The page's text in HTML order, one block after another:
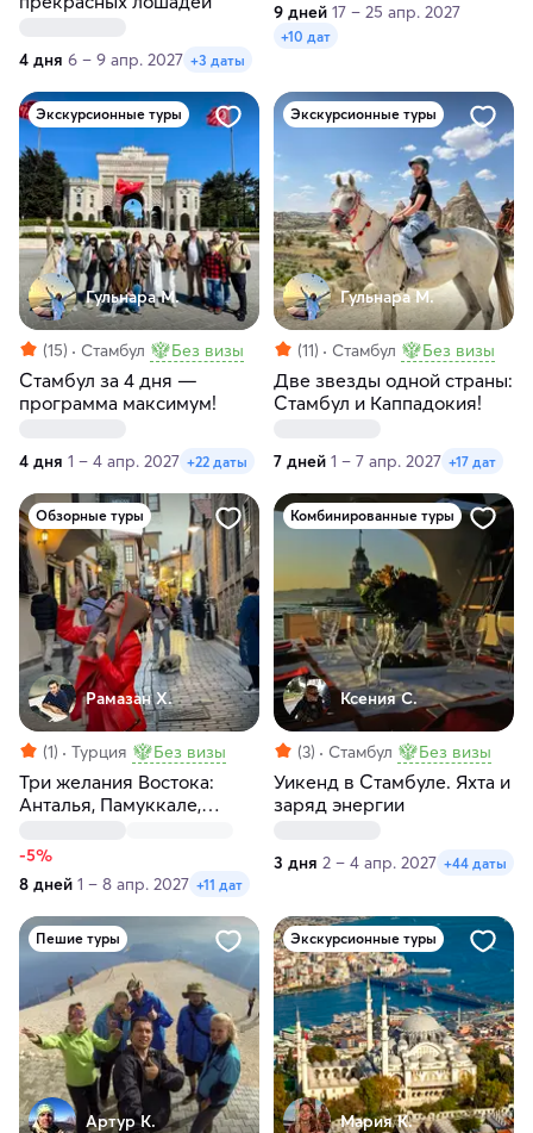
4 дня 6 – 9 апр. 2027 +3 даты
9 дней 17 – 25 апр. 2027
+10 дат
Экскурсионные туры
Гульнара М.
(15) Стамбул Без визы
Стамбул за 4 дня —
программа максимум!
4 дня 1 – 4 апр. 2027 +22 даты
Экскурсионные туры
Гульнара М.
(11) Стамбул Без визы
Две звезды одной страны:
Стамбул и Каппадокия!
7 дней 1 – 7 апр. 2027 +17 дат
Обзорные туры
Рамазан Х.
(1) Турция Без визы
Три желания Востока:
Анталья, Памуккале,
-5%
8 дней 1 – 8 апр. 2027 +11 дат
Комбинированные туры
Ксения С.
(3) Стамбул Без визы
Уикенд в Стамбуле. Яхта и
заряд энергии
3 дня 2 – 4 апр. 2027 +44 даты
Пешие туры
Артур К.
Экскурсионные туры
Мария К.